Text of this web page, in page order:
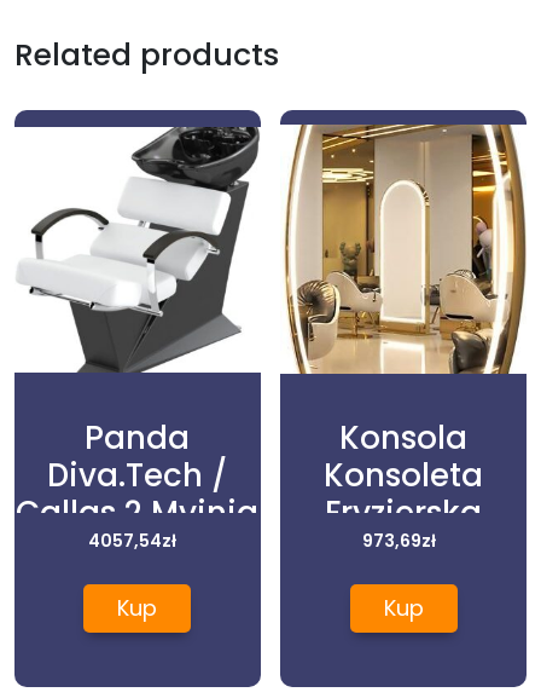
Related products
Panda
Diva.Tech /
Callas 2 Myjnia
Fryzjerska Do
Salonu
4057,54zł
Kup
Konsola
Konsoleta
Fryzjerska
Lustro Led
150X90 Std
973,69zł
Kup